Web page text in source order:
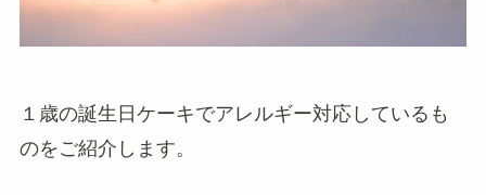
１歳の誕生日ケーキでアレルギー対応しているも
のをご紹介します。